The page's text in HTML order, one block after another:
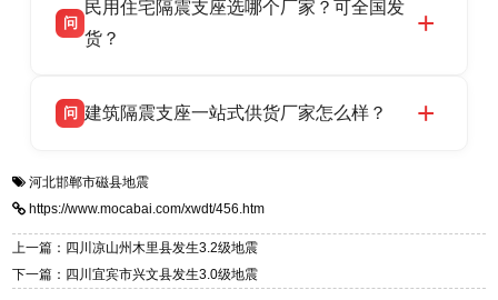
货，厂家电话：13323182312，地址迎宾大街 9
号北方工业基地。
高新区北方工业基地迎宾大街 9 号，是专业隔震
支座源头工厂，生产 LRB 铅芯、LNR 天然、
问
民用住宅隔震支座选哪个厂家？可全国发
货？
适用于民用住宅隔震工程，实体工厂现货充足，
震支座，电话：13323182312，地址：衡水高新
问 建筑隔震支座一站式供货厂家怎么样？
一站式供货厂家，拥有多年行业生产经验，国标
标准生产 LRB/LNR/HDR/FPS 全系列支座，资
质、检测报告完备，提供选型、深化、供货、安
装指导全套服务，厂址衡水高新区北方工业基地
河北邯郸市磁县地震
https://www.mocabai.com/xwdt/456.htm
上一篇：四川凉山州木里县发生3.2级地震
下一篇：四川宜宾市兴文县发生3.0级地震